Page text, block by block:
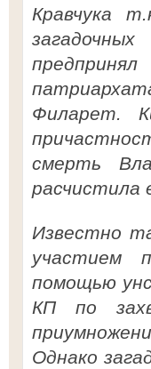
Кравчука
Филарет.
смерть
расчистила
Известно
участием
помощью
КП по
Однако